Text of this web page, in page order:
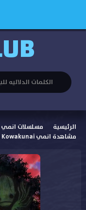
الرئيسية
مسلسلات انمي
مشاهدة انمي Kaya chan wa Kowakunai الحلقة 12 مترجمة